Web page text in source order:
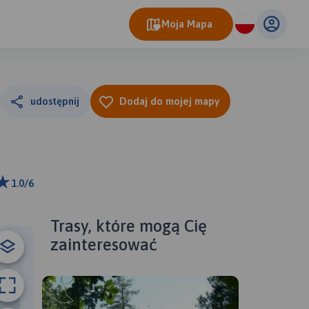
Moja Mapa
udostępnij Dodaj do mojej mapy
1.0/6
Trasy, które mogą Cię
zainteresować